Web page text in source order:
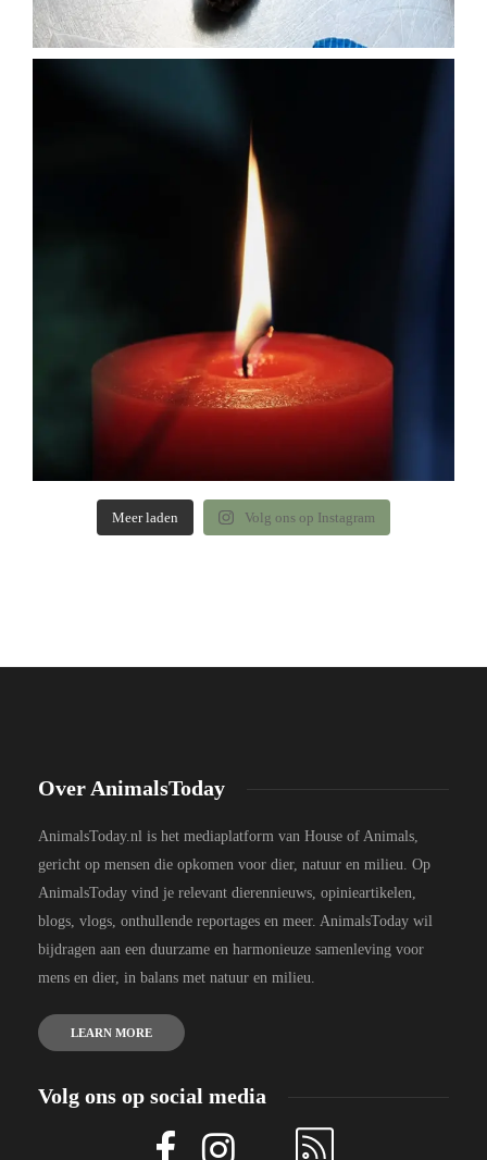
Meer laden Volg ons op Instagram
Over AnimalsToday
AnimalsToday.nl is het mediaplatform van House of Animals,
gericht op mensen die opkomen voor dier, natuur en milieu. Op
AnimalsToday vind je relevant dierennieuws, opinieartikelen,
blogs, vlogs, onthullende reportages en meer. AnimalsToday wil
bijdragen aan een duurzame en harmonieuze samenleving voor
mens en dier, in balans met natuur en milieu.
LEARN MORE
Volg ons op social media